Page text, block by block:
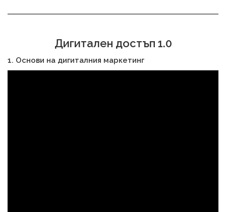
Дигитален достъп 1.0
1. Основи на дигиталния маркетинг